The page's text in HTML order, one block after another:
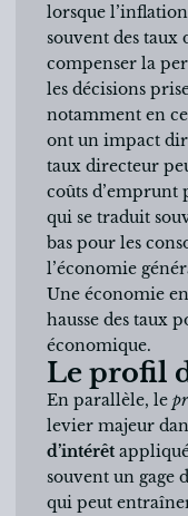
lorsque
souvent des taux
compenser la
les décisions
notamment en
ont un impact
taux directeur
coûts d’emprunt
qui se traduit
bas pour les
l’économie
Une économie
hausse des taux
économique.
Le profil
En parallèle, le
levier majeur
d’intérêt
souvent un gage
qui peut